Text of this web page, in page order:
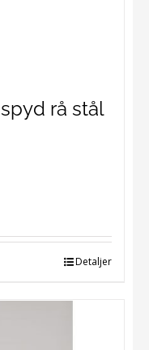
rå stål
Detaljer